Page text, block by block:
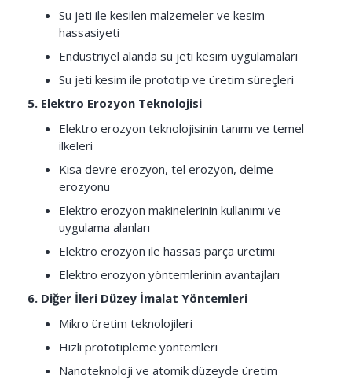
Su jeti ile kesilen malzemeler ve kesim
hassasiyeti
Endüstriyel alanda su jeti kesim uygulamaları
Su jeti kesim ile prototip ve üretim süreçleri
5. Elektro Erozyon Teknolojisi
Elektro erozyon teknolojisinin tanımı ve temel
ilkeleri
Kısa devre erozyon, tel erozyon, delme
erozyonu
Elektro erozyon makinelerinin kullanımı ve
uygulama alanları
Elektro erozyon ile hassas parça üretimi
Elektro erozyon yöntemlerinin avantajları
6. Diğer İleri Düzey İmalat Yöntemleri
Mikro üretim teknolojileri
Hızlı prototipleme yöntemleri
Nanoteknoloji ve atomik düzeyde üretim